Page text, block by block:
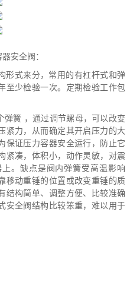
安全阀：
形式来分，常用的有杠杆式和弹
至少检验一次。定期检验工作包
簧 ，通过调节螺母，可以改变
紧力，从而确定其开启压力的大
保证压力容器安全运行，防止它
紧凑，体积小，动作灵敏，对震
。缺点是阀内弹簧受高温影响
移动重锤的位置或改变重锤的质
结构简单、调整方便、比较准确
安全阀结构比较笨重，难以用于